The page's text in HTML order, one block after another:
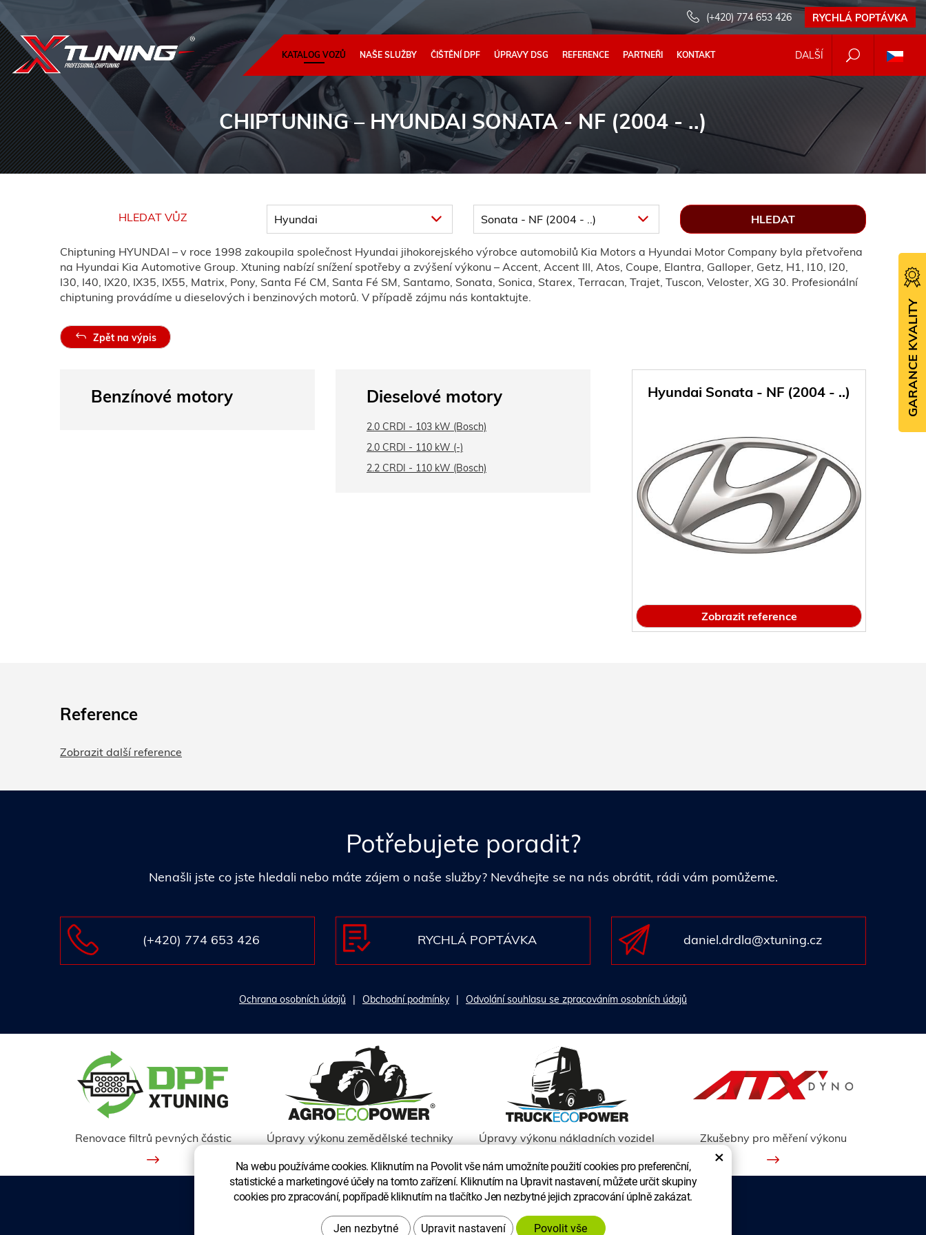
Na webu používáme cookies. Kliknutím na Povolit vše nám umožníte použití cookies pro preferenční,
statistické a marketingové účely na tomto zařízení. Kliknutím na Upravit nastavení, můžete určit skupiny
cookies pro zpracování, popřípadě kliknutím na tlačítko Jen nezbytné jejich zpracování úplně zakázat.
Upravit nastavení
×
(+420) 774 653 426 RYCHLÁ POPTÁVKA
DALŠÍ
KATALOG VOZŮ NAŠE SLUŽBY ČIŠTĚNÍ DPF ÚPRAVY DSG REFERENCE PARTNEŘI KONTAKT
CHIPTUNING– HYUNDAI SONATA - NF (2004 - ..)
HLEDAT VŮZ
Chiptuning HYUNDAI – v roce 1998 zakoupila společnost Hyundai jihokorejského výrobce automobilů Kia Motors a Hyundai Motor Company byla přetvořena
na Hyundai Kia Automotive Group. Xtuning nabízí snížení spotřeby a zvýšení výkonu – Accent, Accent III, Atos, Coupe, Elantra, Galloper, Getz, H1, I10, I20,
I30, I40, IX20, IX35, IX55, Matrix, Pony, Santa Fé CM, Santa Fé SM, Santamo, Sonata, Sonica, Starex, Terracan, Trajet, Tuscon, Veloster, XG 30. Profesionální
chiptuning provádíme u dieselových i benzinových motorů. V případě zájmu nás kontaktujte.
Zpět na výpis
Hyundai Sonata - NF (2004 - ..)
Zobrazit reference
Benzínové motory Dieselové motory
2.0 CRDI - 103 kW (Bosch)
2.0 CRDI - 110 kW (-)
2.2 CRDI - 110 kW (Bosch)
Reference
Zobrazit další reference
Potřebujete poradit?
Nenašli jste co jste hledali nebo máte zájem o naše služby? Neváhejte se na nás obrátit, rádi vám pomůžeme.
(+420) 774 653 426 RYCHLÁ POPTÁVKA daniel.drdla@xtuning.cz
Ochrana osobních údajů Obchodní podmínky Odvolání souhlasu se zpracováním osobních údajů
Renovace filtrů pevných částic Úpravy výkonu zemědělské techniky Úpravy výkonu nákladních vozidel Zkušebny pro měření výkonu
GARANCE KVALITY